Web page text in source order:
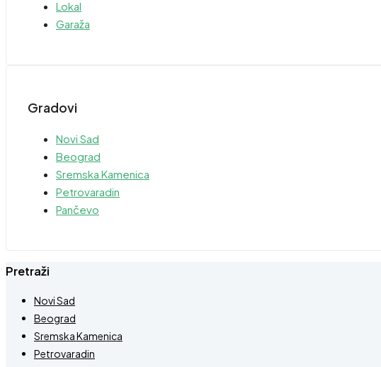
Lokal
Garaža
Gradovi
Novi Sad
Beograd
Sremska Kamenica
Petrovaradin
Pančevo
Pretraži
Novi Sad
Beograd
Sremska Kamenica
Petrovaradin